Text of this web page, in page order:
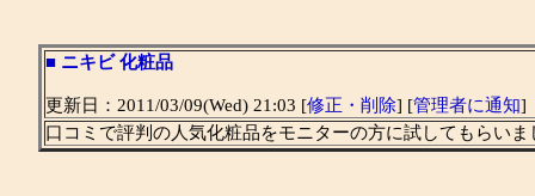
■ ニキビ 化粧品
更新日：2011/03/09(Wed) 21:03 [修正・削除] [管理者に通知]
口コミで評判の人気化粧品をモニターの方に試してもらいま